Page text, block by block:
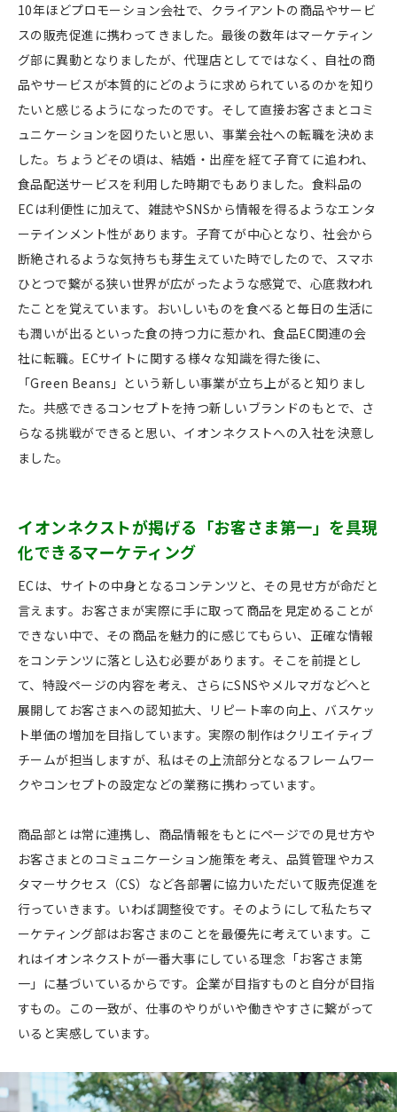
10年ほどプロモーション会社で、クライアントの商品やサービ
スの販売促進に携わってきました。最後の数年はマーケティン
グ部に異動となりましたが、代理店としてではなく、自社の商
品やサービスが本質的にどのように求められているのかを知り
たいと感じるようになったのです。そして直接お客さまとコミ
ュニケーションを図りたいと思い、事業会社への転職を決めま
した。ちょうどその頃は、結婚・出産を経て子育てに追われ、
食品配送サービスを利用した時期でもありました。食料品の
ECは利便性に加えて、雑誌やSNSから情報を得るようなエンタ
ーテインメント性があります。子育てが中心となり、社会から
断絶されるような気持ちも芽生えていた時でしたので、スマホ
ひとつで繋がる狭い世界が広がったような感覚で、心底救われ
たことを覚えています。おいしいものを食べると毎日の生活に
も潤いが出るといった食の持つ力に惹かれ、食品EC関連の会
社に転職。ECサイトに関する様々な知識を得た後に、
「Green Beans」という新しい事業が立ち上がると知りまし
た。共感できるコンセプトを持つ新しいブランドのもとで、さ
らなる挑戦ができると思い、イオンネクストへの入社を決意し
ました。
イオンネクストが掲げる「お客さま第一」を具現
化できるマーケティング
ECは、サイトの中身となるコンテンツと、その見せ方が命だと
言えます。お客さまが実際に手に取って商品を見定めることが
できない中で、その商品を魅力的に感じてもらい、正確な情報
をコンテンツに落とし込む必要があります。そこを前提とし
て、特設ページの内容を考え、さらにSNSやメルマガなどへと
展開してお客さまへの認知拡大、リピート率の向上、バスケッ
ト単価の増加を目指しています。実際の制作はクリエイティブ
チームが担当しますが、私はその上流部分となるフレームワー
クやコンセプトの設定などの業務に携わっています。
商品部とは常に連携し、商品情報をもとにページでの見せ方や
お客さまとのコミュニケーション施策を考え、品質管理やカス
タマーサクセス（CS）など各部署に協力いただいて販売促進を
行っていきます。いわば調整役です。そのようにして私たちマ
ーケティング部はお客さまのことを最優先に考えています。こ
れはイオンネクストが一番大事にしている理念「お客さま第
一」に基づいているからです。企業が目指すものと自分が目指
すもの。この一致が、仕事のやりがいや働きやすさに繋がって
いると実感しています。